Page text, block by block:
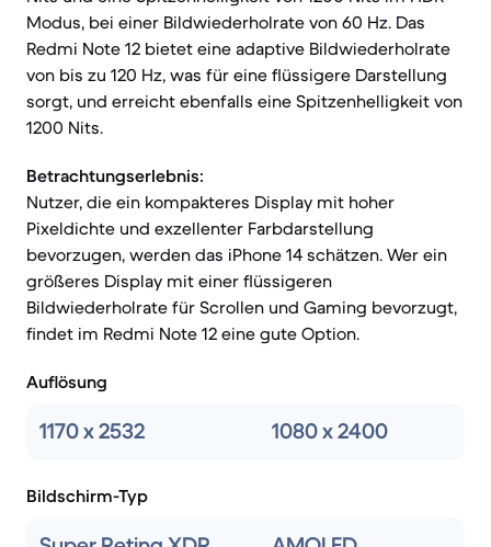
Modus, bei einer Bildwiederholrate von 60 Hz. Das
Redmi Note 12 bietet eine adaptive Bildwiederholrate
von bis zu 120 Hz, was für eine flüssigere Darstellung
sorgt, und erreicht ebenfalls eine Spitzenhelligkeit von
1200 Nits.
Betrachtungserlebnis:
Nutzer, die ein kompakteres Display mit hoher
Pixeldichte und exzellenter Farbdarstellung
bevorzugen, werden das iPhone 14 schätzen. Wer ein
größeres Display mit einer flüssigeren
Bildwiederholrate für Scrollen und Gaming bevorzugt,
findet im Redmi Note 12 eine gute Option.
Auflösung
1170 x 2532 1080 x 2400
Bildschirm-Typ